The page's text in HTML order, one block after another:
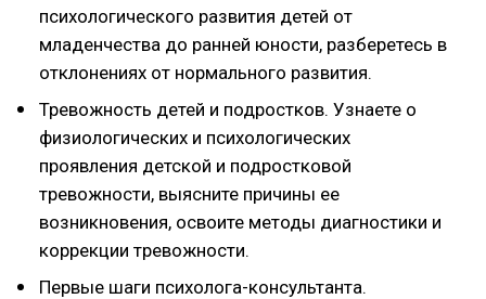
психологического развития детей от
младенчества до ранней юности, разберетесь в
отклонениях от нормального развития.
Тревожность детей и подростков. Узнаете о
физиологических и психологических
проявления детской и подростковой
тревожности, выясните причины ее
возникновения, освоите методы диагностики и
коррекции тревожности.
Первые шаги психолога-консультанта.